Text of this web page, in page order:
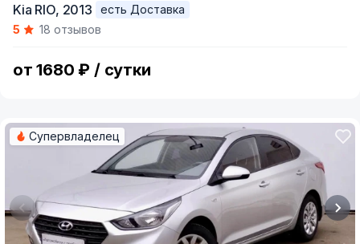
of
Kia RIO, 2013
есть Доставка
5
18 отзывов
от 1680 ₽ / сутки
Супервладелец